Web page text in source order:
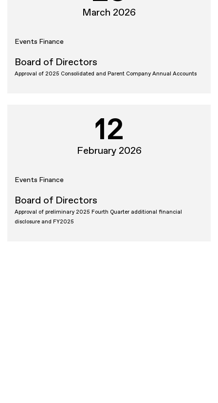
March 2026
Events Finance
Board of Directors
Approval of 2025 Consolidated and Parent Company Annual Accounts
12
February 2026
Events Finance
Board of Directors
Approval of preliminary 2025 Fourth Quarter additional financial
disclosure and FY2025